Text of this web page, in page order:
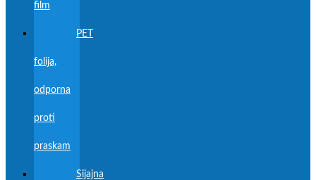
film
PET
folija,
odporna
proti
praskam
Sijajna